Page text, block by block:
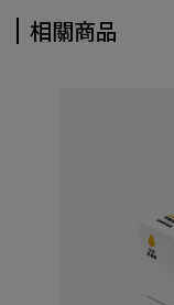
相關商品